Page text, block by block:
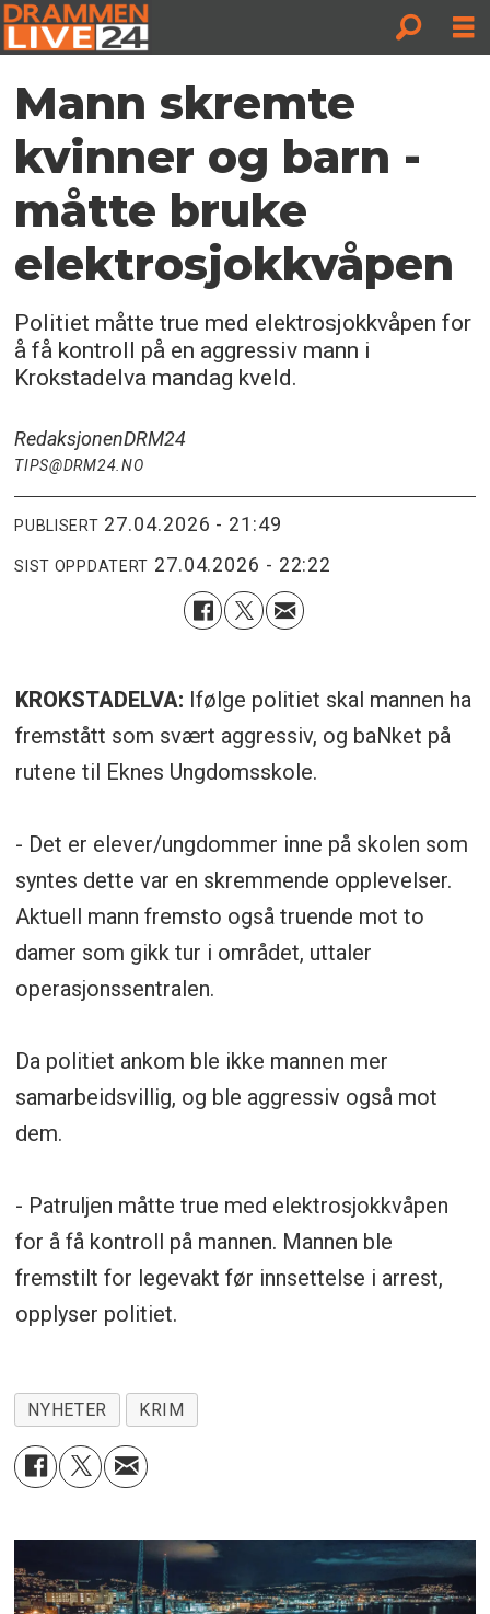
Mann skremte
kvinner og barn -
måtte bruke
elektrosjokkvåpen
Politiet måtte true med elektrosjokkvåpen for
å få kontroll på en aggressiv mann i
Krokstadelva mandag kveld.
RedaksjonenDRM24
TIPS@DRM24.NO
PUBLISERT 27.04.2026 - 21:49
SIST OPPDATERT 27.04.2026 - 22:22
KROKSTADELVA: Ifølge politiet skal mannen ha
fremstått som svært aggressiv, og baNket på
rutene til Eknes Ungdomsskole.
- Det er elever/ungdommer inne på skolen som
syntes dette var en skremmende opplevelser.
Aktuell mann fremsto også truende mot to
damer som gikk tur i området, uttaler
operasjonssentralen.
Da politiet ankom ble ikke mannen mer
samarbeidsvillig, og ble aggressiv også mot
dem.
- Patruljen måtte true med elektrosjokkvåpen
for å få kontroll på mannen. Mannen ble
fremstilt for legevakt før innsettelse i arrest,
opplyser politiet.
NYHETER KRIM